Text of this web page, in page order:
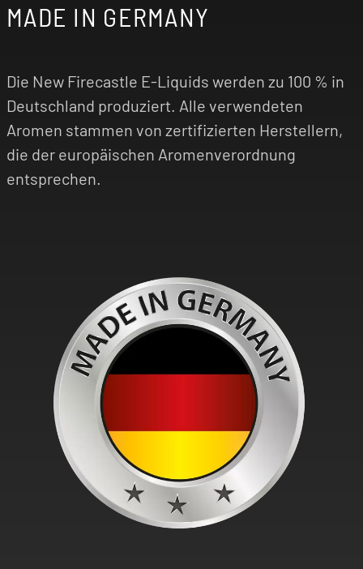
MADE IN GERMANY
Die New Firecastle E-Liquids werden zu 100 % in
Deutschland produziert. Alle verwendeten
Aromen stammen von zertifizierten Herstellern,
die der europäischen Aromenverordnung
entsprechen.